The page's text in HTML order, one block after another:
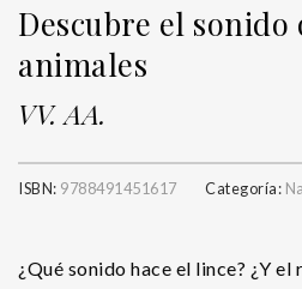
Descubre el sonido
animales
VV. AA.
ISBN: 9788491451617 Categoría:
¿Qué sonido hace el lince? ¿Y